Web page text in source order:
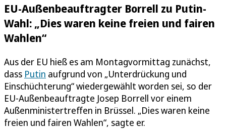
EU-Außenbeauftragter Borrell zu Putin-
Wahl: „Dies waren keine freien und fairen
Wahlen“
Aus der EU hieß es am Montagvormittag zunächst,
dass Putin aufgrund von „Unterdrückung und
Einschüchterung“ wiedergewählt worden sei, so der
EU-Außenbeauftragte Josep Borrell vor einem
Außenministertreffen in Brüssel. „Dies waren keine
freien und fairen Wahlen“, sagte er.